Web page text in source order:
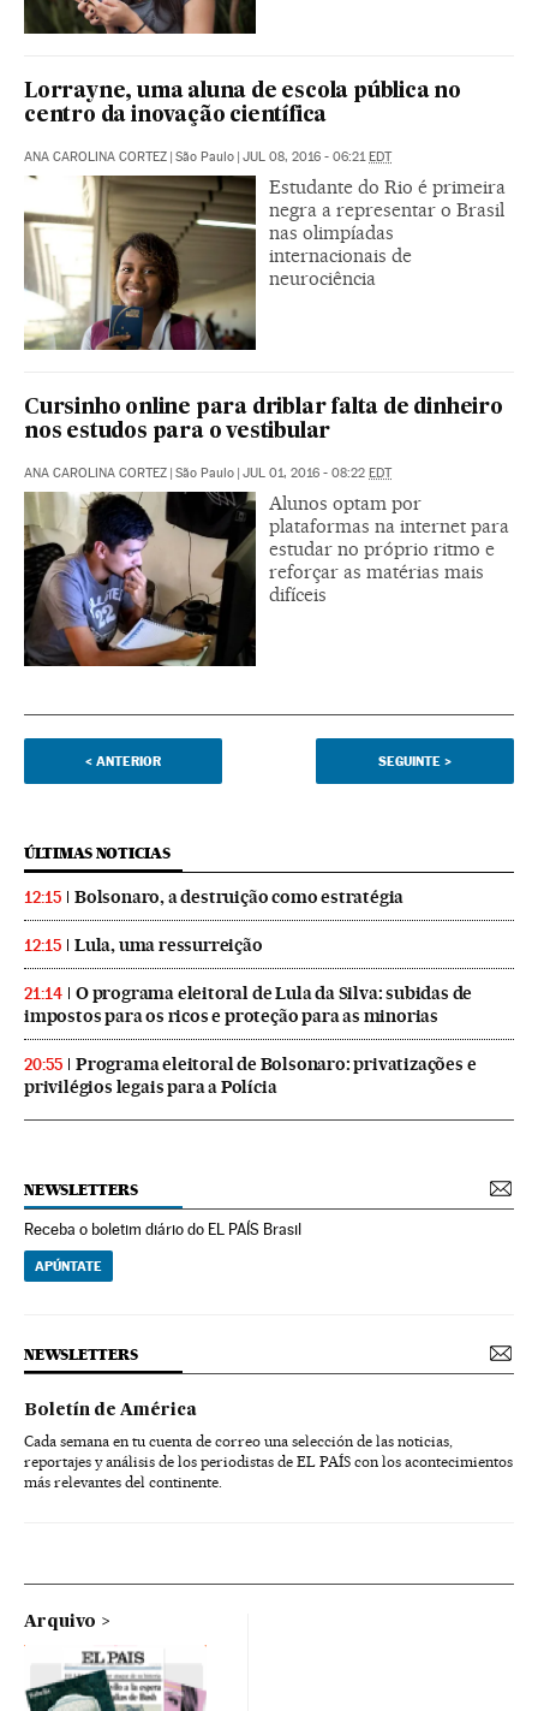
Lorrayne, uma aluna de escola pública no
centro da inovação científica
ANA CAROLINA CORTEZ São Paulo JUL 08, 2016 - 06:21 EDT
Estudante do Rio é primeira
negra a representar o Brasil
nas olimpíadas
internacionais de
neurociência
Cursinho online para driblar falta de dinheiro
nos estudos para o vestibular
ANA CAROLINA CORTEZ São Paulo JUL 01, 2016 - 08:22 EDT
Alunos optam por
plataformas na internet para
estudar no próprio ritmo e
reforçar as matérias mais
difíceis
< ANTERIOR SEGUINTE >
ÚLTIMAS NOTICIAS
12:15 Bolsonaro, a destruição como estratégia
12:15 Lula, uma ressurreição
21:14
O programa eleitoral de Lula da Silva: subidas de
impostos para os ricos e proteção para as minorias
20:55
Programa eleitoral de Bolsonaro: privatizações e
privilégios legais para a Polícia
NEWSLETTERS
Receba o boletim diário do EL PAÍS Brasil
APÚNTATE
NEWSLETTERS
Boletín de América
Cada semana en tu cuenta de correo una selección de las noticias,
reportajes y análisis de los periodistas de EL PAÍS con los acontecimientos
más relevantes del continente.
Arquivo